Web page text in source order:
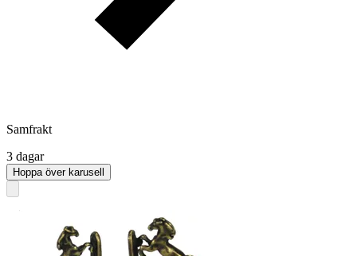
Samfrakt
3 dagar
Hoppa över karusell